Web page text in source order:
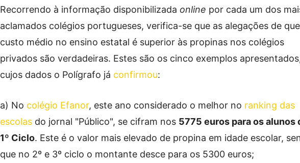
Recorrendo à informação disponibilizada online por cada um dos
aclamados colégios portugueses, verifica-se que as alegações de
custo médio no ensino estatal é superior às propinas nos colégios
privados são verdadeiras. Estes são os cinco exemplos
cujos dados o Polígrafo já confirmou:
a) No colégio Efanor, este ano considerado o melhor no ranking das
escolas do jornal "Público", se cifram nos 5775 euros para os alunos
1º Ciclo. Este é o valor mais elevado de propina em idade escolar,
que no 2º e 3º ciclo o montante desce para os 5300 euros;